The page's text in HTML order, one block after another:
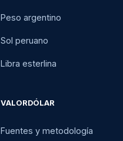
Peso argentino
Sol peruano
Libra esterlina
VALORDÓLAR
Fuentes y metodología